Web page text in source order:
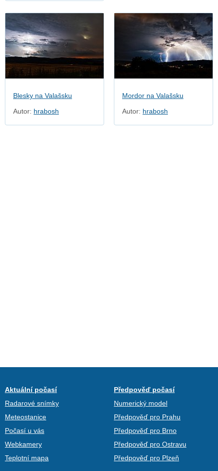
Blesky na Valašsku
Autor: hrabosh
Mordor na Valašsku
Autor: hrabosh
Aktuální počasí
Radarové snímky
Meteostanice
Počasí u vás
Webkamery
Teplotní mapa
Předpověď počasí
Numerický model
Předpověď pro Prahu
Předpověď pro Brno
Předpověď pro Ostravu
Předpověď pro Plzeň